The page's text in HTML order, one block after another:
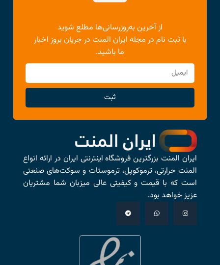
از آخرین به‌روزرسانی‌ها مطلع شوید
با ثبت نام در مجله ایران المنت در جریان بروز اخبار
ما باشید.
ثبت
ایران المنت بزرگترین فروشگاه اینترنتی ایران در ارائه انواع
المنت حرارتی، ترموکوپل، ترموستات و سوکت‌های صنعتی
است که با قیمت و کیفیتی عالی میزبان شما مشتریان
عزیز خواهد بود.